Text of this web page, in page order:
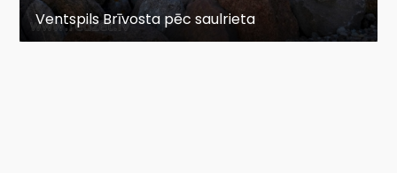
Ventspils Brīvosta pēc saulrieta